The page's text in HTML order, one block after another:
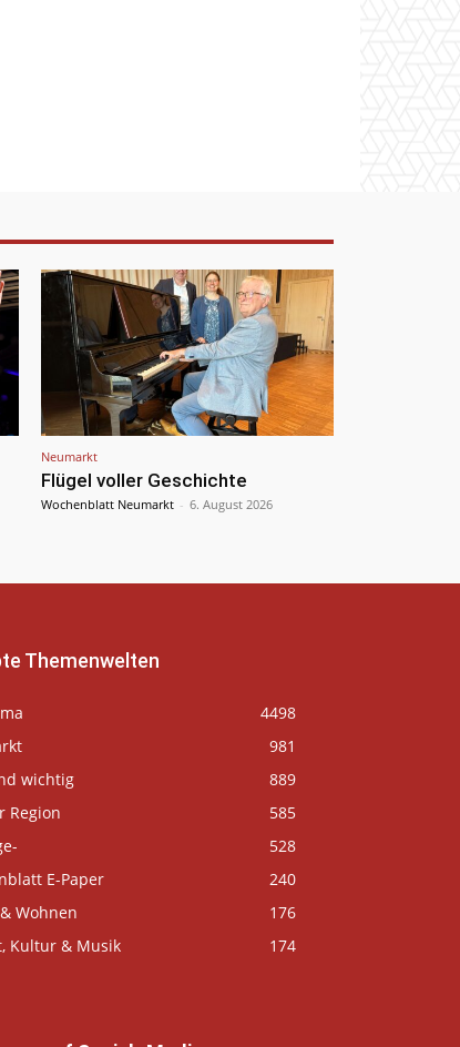
Neumarkt
Flügel voller Geschichte
Wochenblatt Neumarkt - 6. August 2026
Themenwelten
4498
981
wichtig
889
Region
585
528
E-Paper
240
Wohnen
176
Kultur & Musik
174